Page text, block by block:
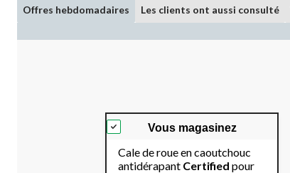
Offres hebdomadaires Les clients ont aussi consulté
Vous magasinez
Cale de roue en caoutchouc
antidérapant Certified pour